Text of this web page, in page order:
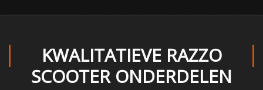
KWALITATIEVE RAZZO
SCOOTER ONDERDELEN